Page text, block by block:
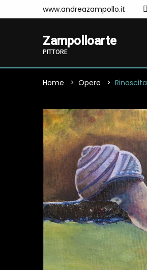
www.andreazampollo.it
Zampolloarte
PITTORE
Home Opere Rinascita